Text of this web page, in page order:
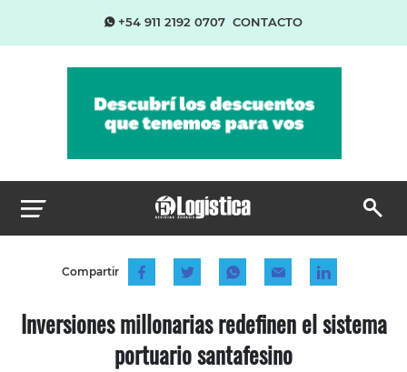
+54 911 2192 0707 CONTACTO
Compartir
Inversiones millonarias redefinen el sistema
portuario santafesino